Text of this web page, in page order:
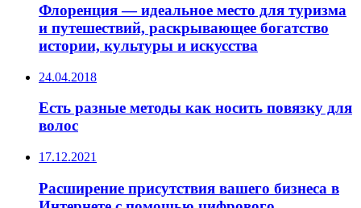
Флоренция — идеальное место для туризма
и путешествий, раскрывающее богатство
истории, культуры и искусства
24.04.2018
Есть разные методы как носить повязку для
волос
17.12.2021
Расширение присутствия вашего бизнеса в